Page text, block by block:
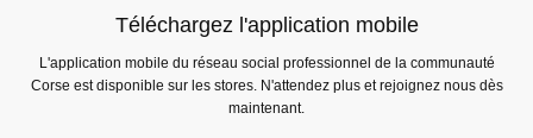
Téléchargez l'application mobile
L'application mobile du réseau social professionnel de la communauté
Corse est disponible sur les stores. N'attendez plus et rejoignez nous dès
maintenant.